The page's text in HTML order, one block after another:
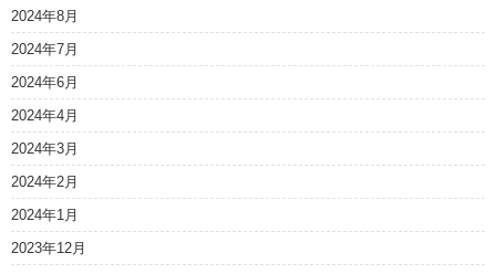
2024年8月
2024年7月
2024年6月
2024年4月
2024年3月
2024年2月
2024年1月
2023年12月